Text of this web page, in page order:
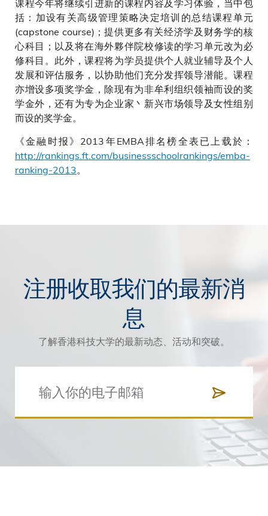
课程今年将继续引进新的课程内容及学习体验，当中包
括：加设有关高级管理策略决定培训的总结课程单元
(capstone course)；提供更多有关经济学及财务学的核
心科目；以及将在海外夥伴院校修读的学习单元改为必
修科目。此外，课程将为学员提供个人就业辅导及个人
发展和评估服务，以协助他们充分发挥领导潜能。课程
亦增设多项奖学金，除现有为非牟利组织领袖而设的奖
学金外，还有为专为企业家丶新兴市场领导及女性组别
而设的奖学金。
《金融时报》2013年EMBA排名榜全表已上载於：
http://rankings.ft.com/businessschoolrankings/emba-
ranking-2013。
注册收取我们的最新消
息
了解香港科技大学的最新动态、活动和突破。